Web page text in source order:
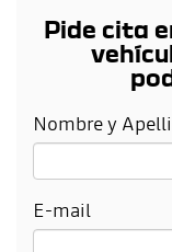
Pide cita
Nombre y
E-mail